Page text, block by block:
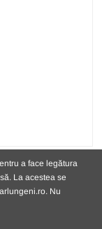
a face legătura
La acestea se
Nu